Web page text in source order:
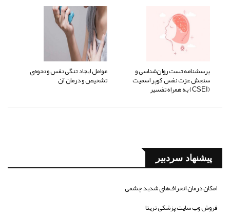
پرسشنامه تست روان‌شناسی و
سنجش عزت نفس کوپر اسمیت
(CSEI) به همراه تفسیر
عوامل ایجاد تنگی نفس و نحوه‌ی
تشخیص و درمان آن
پیشنهاد سردبیر
امکان درمان انحراف‌های شدید چشمی
فروش وب سایت پزشکی تریتا